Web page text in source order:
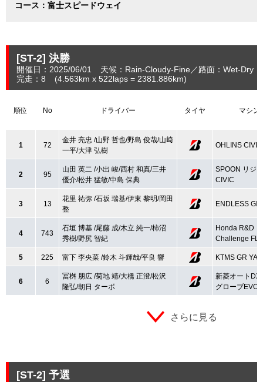
コース：富士スピードウェイ
[ST-2] 決勝
開催日：2025/06/01 天候：Rain-Cloudy-Fine 路面：Wet-Dry
完走：8
(4.563km x 522laps = 2381.886km)
順位 No ドライバー タイヤ マシン
1 72
金井 亮忠 /山野 哲也/野島 俊哉/山﨑
一平/大津 弘樹
OHLINS
2 95
山田 英二 /小出 峻/西村 和真/三井
優介/松井 猛敏/中島 保典
SPOON リジ
CIVIC
3 13
花里 祐弥 /石坂 瑞基/伊東 黎明/岡田
整
ENDLESS
4 743
石垣 博基 /尾藤 成/木立 純一/柿沼
秀樹/野尻 智紀
Honda R&D
Challenge FL5
5 225 富下 李央菜 /鈴木 斗輝哉/平良 響 KTMS GR
6 6
冨桝 朋広 /菊地 靖/大橋 正澄/松沢
隆弘/朝日 ターボ
新菱オート
グローブEVOX
さらに見る
[ST-2] 予選